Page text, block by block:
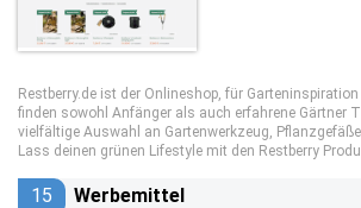
Restberry.de ist der Onlineshop, für
finden sowohl Anfänger als auch erfahrene Gärtner
vielfältige Auswahl an Gartenwerkzeug,
Lass deinen grünen Lifestyle mit den Restberry
15 Werbemittel